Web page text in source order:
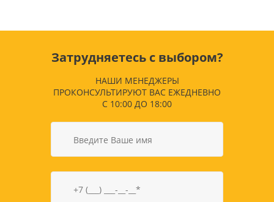
Затрудняетесь с выбором?
НАШИ МЕНЕДЖЕРЫ
ПРОКОНСУЛЬТИРУЮТ ВАС ЕЖЕДНЕВНО
С 10:00 ДО 18:00